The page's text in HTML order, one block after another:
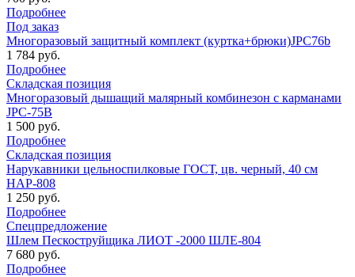
Подробнее
Под заказ
Многоразовый защитный комплект (куртка+брюки)JPC76b
1 784 руб.
Подробнее
Складская позиция
Многоразовый дышащий малярный комбинезон с карманами
JPC-75B
1 500 руб.
Подробнее
Складская позиция
Нарукавники цельноспилковые ГОСТ, цв. черный, 40 см
НАР-808
1 250 руб.
Подробнее
Спецпредложение
Шлем Пескоструйщика ЛИОТ -2000 ШЛЕ-804
7 680 руб.
Подробнее